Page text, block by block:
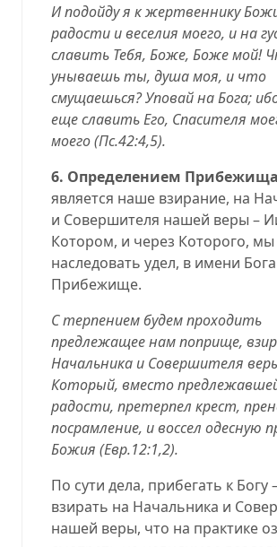
И подойду я к жертвеннику
радости и веселия моего, и на
славить Тебя, Боже, Боже мой!
унываешь ты, душа моя, и что
смущаешься? Уповай на Бога;
еще славить Его, Спасителя
моего (Пс.42:4,5).
6. Определением Прибежища
является наше взирание, на
и Совершителя нашей веры –
Котором, и через Которого,
наследовать удел, в имени
Прибежище.
С терпением будем проходить
предлежащее нам поприще,
Начальника и Совершителя
Который, вместо
радости, претерпел крест,
посрамление, и воссел одесную
Божия (Евр.12:1,2).
По сути дела, прибегать к Богу
взирать на Начальника и
нашей веры, что на практике